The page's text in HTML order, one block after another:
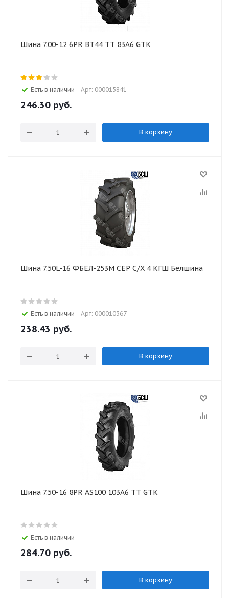
Шина 7.00-12 6PR BT44 TT 83A6 GTK
Есть в наличии Арт: 000015841
246.30 руб.
В корзину
Шина 7.50L-16 ФБЕЛ-253М СЕР С/Х 4 КГШ Белшина
Есть в наличии Арт: 000010367
238.43 руб.
В корзину
Шина 7.50-16 8PR AS100 103A6 TT GTK
Есть в наличии
284.70 руб.
В корзину